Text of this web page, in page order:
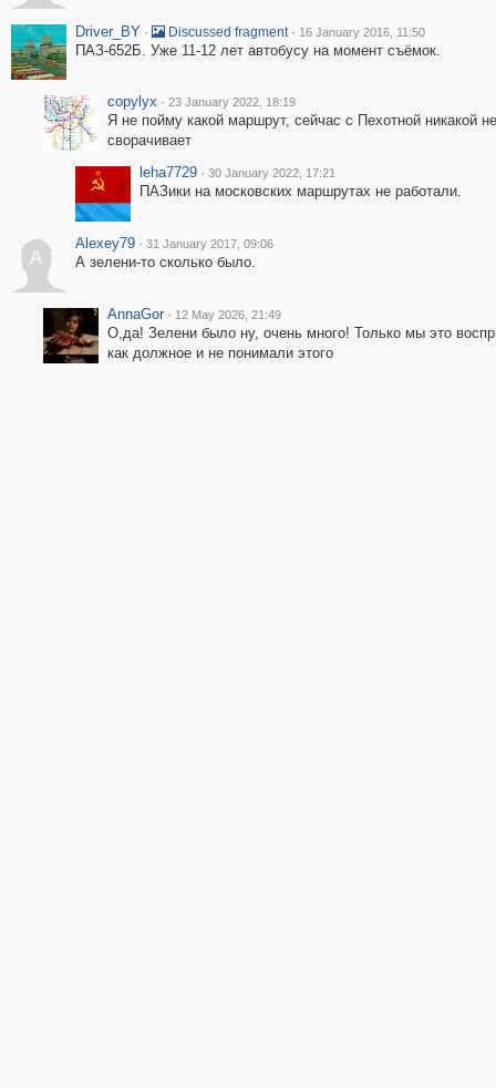
Driver_BY · Discussed fragment · 16 January 2016, 11:50
ПАЗ-652Б. Уже 11-12 лет автобусу на момент съёмок.
copylyx · 23 January 2022, 18:19
Я не пойму какой маршрут, сейчас с Пехотной никакой не
сворачивает
leha7729 · 30 January 2022, 17:21
ПАЗики на московских маршрутах не работали.
A
Alexey79 · 31 January 2017, 09:06
А зелени-то сколько было.
AnnaGor · 12 May 2026, 21:49
О,да! Зелени было ну, очень много! Только мы это
как должное и не понимали этого